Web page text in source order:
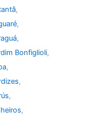
,
,
,
Bonfiglioli,
,
,
,
,